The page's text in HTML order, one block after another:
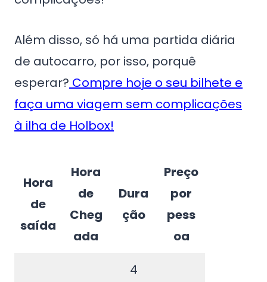
Além disso, só há uma partida diária
de autocarro, por isso, porquê
esperar? Compre hoje o seu bilhete e
faça uma viagem sem complicações
à ilha de Holbox!
Hora
de
saída
Hora
de
Cheg
ada
Dura
ção
Preço
por
pess
oa
4